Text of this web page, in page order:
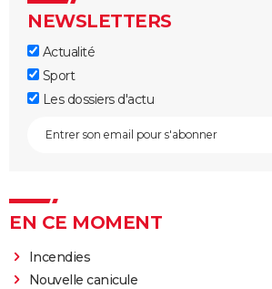
NEWSLETTERS
Actualité
Sport
Les dossiers d'actu
EN CE MOMENT
Incendies
Nouvelle canicule